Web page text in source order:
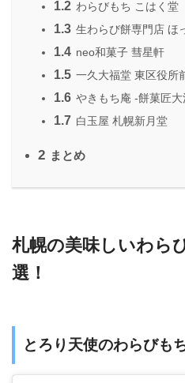
1.2 わらびもち こはく堂
1.3 生わらび餅専門店 ほ
1.4 neo和菓子 彗星軒
1.5 一久大福堂 東区役所
1.6 やきもち庵 -餅菓匠大
1.7 白玉屋 札幌新月堂
2 まとめ
札幌の美味しいわら
選！
とろり天使のわらびも